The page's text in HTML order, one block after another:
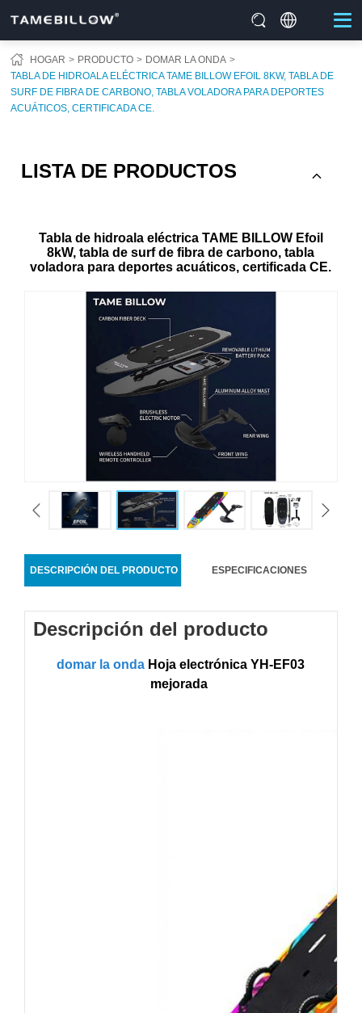
HOGAR PRODUCTO
DOMAR LA ONDA
TABLA DE HIDROALA ELÉCTRICA TAME BILLOW EFOIL 8KW, TABLA DE
SURF DE FIBRA DE CARBONO, TABLA VOLADORA PARA DEPORTES
ACUÁTICOS, CERTIFICADA CE.
LISTA DE PRODUCTOS
Tabla de hidroala eléctrica TAME BILLOW Efoil
8kW, tabla de surf de fibra de carbono, tabla
voladora para deportes acuáticos, certificada CE.
DESCRIPCIÓN DEL PRODUCTO ESPECIFICACIONES
Descripción del producto
domar la onda Hoja electrónica YH-EF03
mejorada